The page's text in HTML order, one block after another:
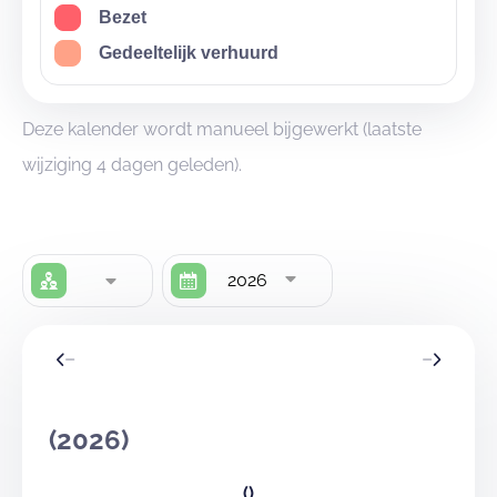
Bezet
Gedeeltelijk verhuurd
Deze kalender wordt manueel bijgewerkt (laatste
wijziging 4 dagen geleden).
2026
(2026)